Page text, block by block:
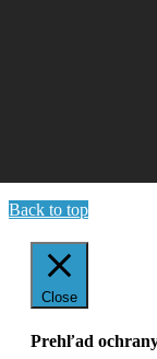
Back to top
Close
Prehľad